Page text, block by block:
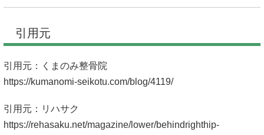
引用元
引用元：くまのみ整骨院
https://kumanomi-seikotu.com/blog/4119/
引用元：リハサク
https://rehasaku.net/magazine/lower/behindrighthip-